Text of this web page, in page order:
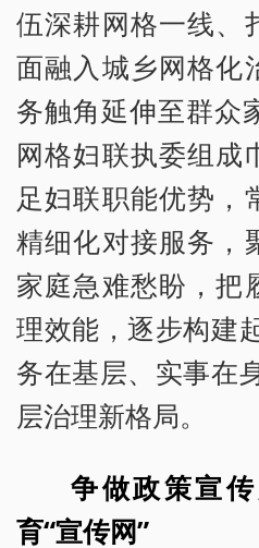
伍深耕网格一线、
面融入城乡网格化
务触角延伸至群众
网格妇联执委组成
足妇联职能优势，
精细化对接服务，
家庭急难愁盼，把
理效能，逐步构建
务在基层、实事在
层治理新格局。
争做政策宣
育“宣传网”